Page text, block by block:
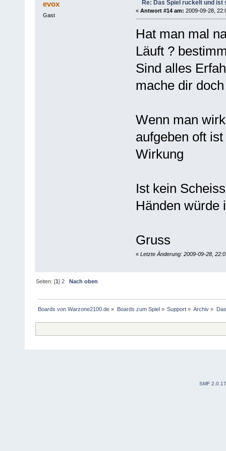
evox
Gast
Re: Das Spiel ruckelt und ist
« Antwort #14 am: 2009-09-28,
Hat man mal
Läuft ?
Sind alles
mache dir
Wenn man
aufgeben oft
Wirkung
Ist kein
Händen würde
Gruss
« Letzte Änderung: 2009-09-28,
Seiten: [1]2 Nach oben
Boards von Warzone2100.de » Boards zum Spiel » Support» Archiv »
SMF 2.0.17